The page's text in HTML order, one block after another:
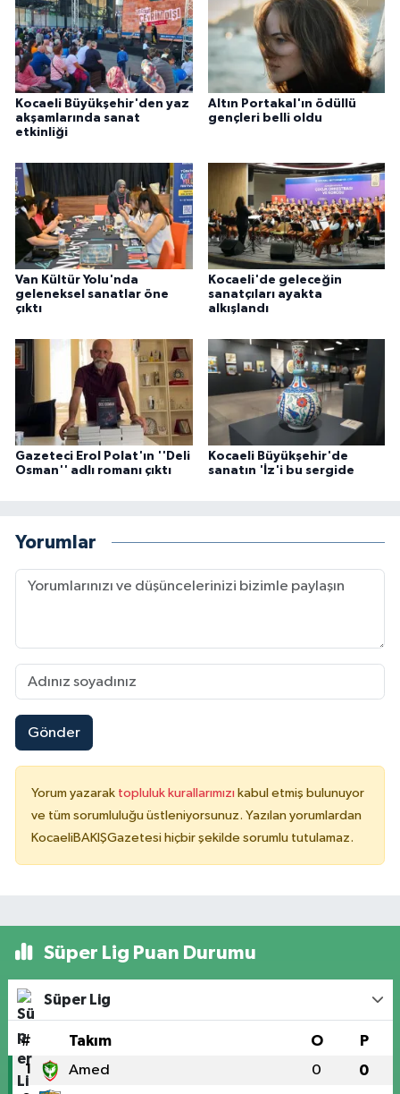
Kocaeli Büyükşehir'den yaz
akşamlarında sanat
etkinliği
Altın Portakal'ın ödüllü
gençleri belli oldu
Van Kültür Yolu'nda
geleneksel sanatlar öne
çıktı
Kocaeli'de geleceğin
sanatçıları ayakta
alkışlandı
Gazeteci Erol Polat'ın ''Deli
Osman'' adlı romanı çıktı
Kocaeli Büyükşehir'de
sanatın 'İz'i bu sergide
Yorumlar
Gönder
Yorum yazarak topluluk kurallarımızı kabul etmiş bulunuyor
ve tüm sorumluluğu üstleniyorsunuz. Yazılan yorumlardan
KocaeliBAKIŞGazetesi hiçbir şekilde sorumlu tutulamaz.
Süper Lig Puan Durumu
Süper Lig
# Takım O P
1 Amed 0 0